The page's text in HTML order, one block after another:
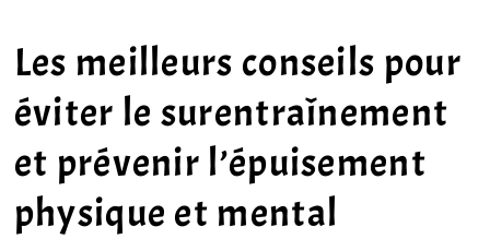
Les meilleurs conseils pour
éviter le surentraînement
et prévenir l’épuisement
physique et mental